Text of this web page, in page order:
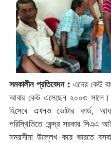
সমকালীন প্রতিবেদন : এদের কেউ
আবার কেউ এসেছেন ২০০৩ সালে।
হিসেবে এখনও ভোটার কার্ড,
পরিস্থিতিতে কেন্দ্র সরকার সিএএ
সময়সীমা উল্লেখ করে ভারতে